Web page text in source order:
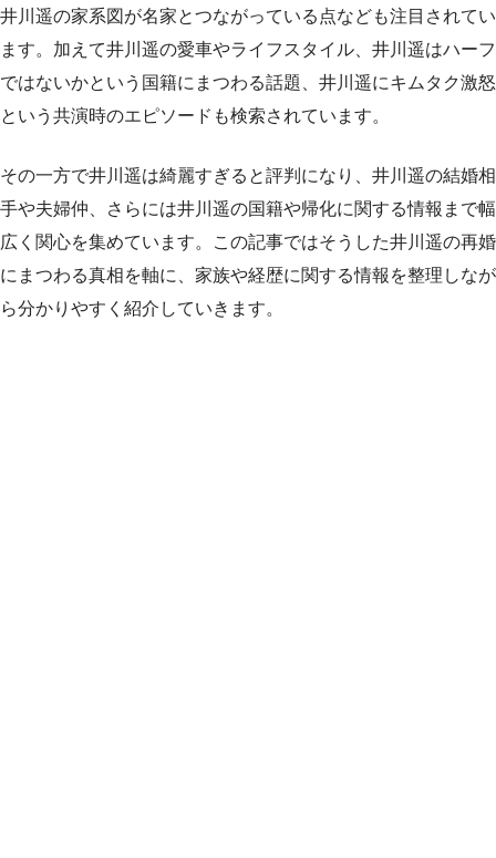
井川遥の家系図が名家とつながっている点なども注目されてい
ます。加えて井川遥の愛車やライフスタイル、井川遥はハーフ
ではないかという国籍にまつわる話題、井川遥にキムタク激怒
という共演時のエピソードも検索されています。
その一方で井川遥は綺麗すぎると評判になり、井川遥の結婚相
手や夫婦仲、さらには井川遥の国籍や帰化に関する情報まで幅
広く関心を集めています。この記事ではそうした井川遥の再婚
にまつわる真相を軸に、家族や経歴に関する情報を整理しなが
ら分かりやすく紹介していきます。